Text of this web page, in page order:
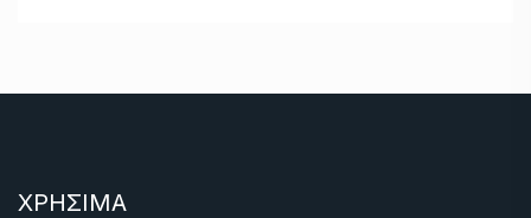
ΧΡΗΣΙΜΑ